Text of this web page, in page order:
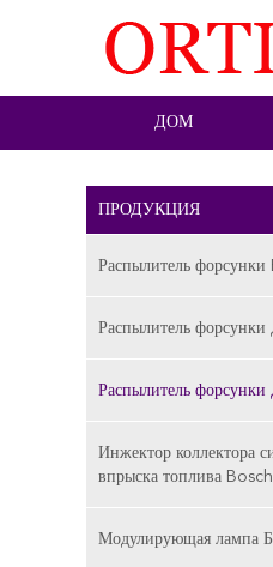
ДОМ
ПРОДУКЦИЯ
Распылитель форсунки
Распылитель форсунки
Распылитель форсунки
Инжектор коллектора
впрыска топлива Bosch
Модулирующая лампа